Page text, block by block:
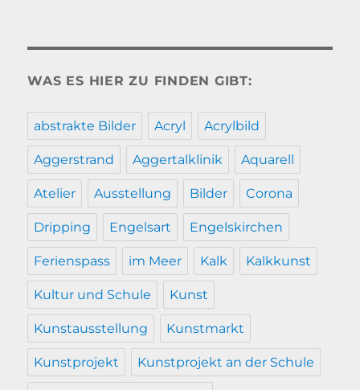
WAS ES HIER ZU FINDEN GIBT:
abstrakte Bilder Acryl Acrylbild
Aggerstrand Aggertalklinik Aquarell
Atelier Ausstellung Bilder Corona
Dripping Engelsart Engelskirchen
Ferienspass im Meer Kalk Kalkkunst
Kultur und Schule Kunst
Kunstausstellung Kunstmarkt
Kunstprojekt Kunstprojekt an der Schule